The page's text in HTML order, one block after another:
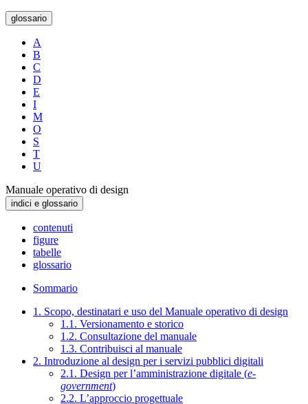
glossario
A
B
C
D
E
I
M
O
S
T
U
Manuale operativo di design
indici e glossario
contenuti
figure
tabelle
glossario
Sommario
1. Scopo, destinatari e uso del Manuale operativo di design
1.1. Versionamento e storico
1.2. Consultazione del manuale
1.3. Contribuisci al manuale
2. Introduzione al design per i servizi pubblici digitali
2.1. Design per l’amministrazione digitale (e-
government)
2.2. L’approccio progettuale